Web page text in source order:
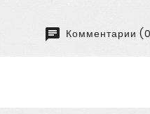
Комментарии